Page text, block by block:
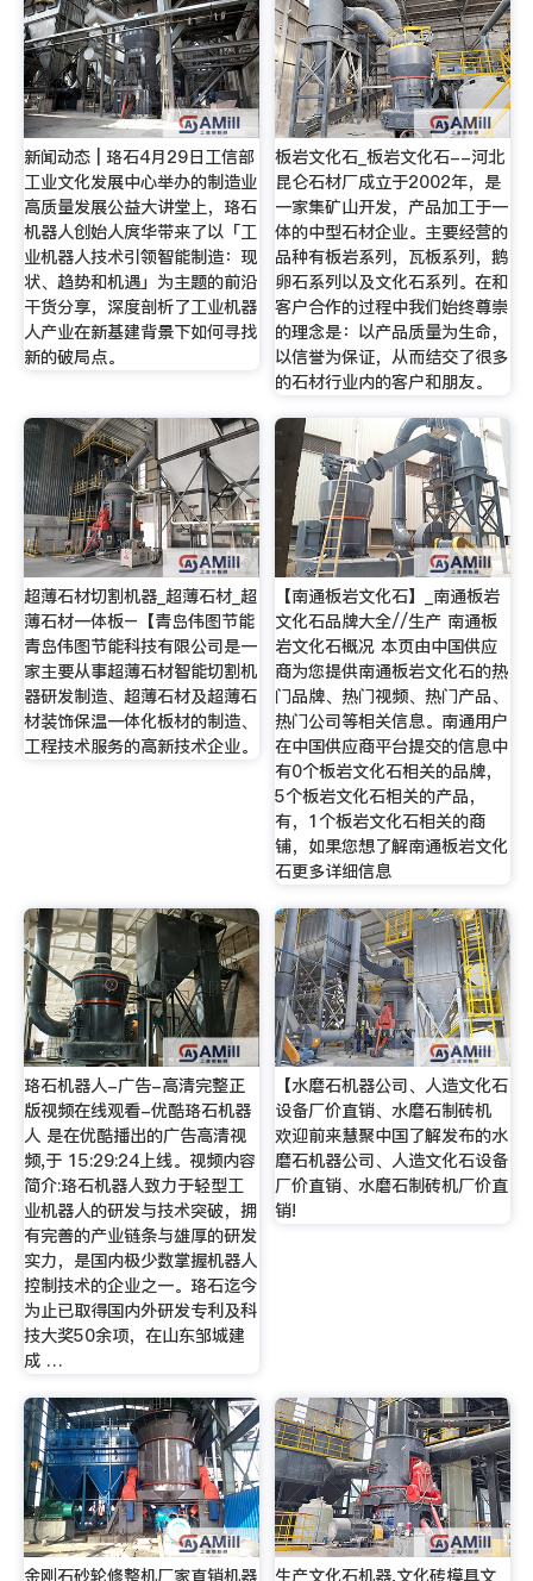
新闻动态 | 珞石4月29日工信部
工业文化发展中心举办的制造业
高质量发展公益大讲堂上，珞石
机器人创始人庹华带来了以「工
业机器人技术引领智能制造：现
状、趋势和机遇」为主题的前沿
干货分享，深度剖析了工业机器
人产业在新基建背景下如何寻找
新的破局点。
板岩文化石_板岩文化石--河北
昆仑石材厂成立于2002年，是
一家集矿山开发，产品加工于一
体的中型石材企业。主要经营的
品种有板岩系列，瓦板系列，鹅
卵石系列以及文化石系列。在和
客户合作的过程中我们始终尊崇
的理念是：以产品质量为生命，
以信誉为保证，从而结交了很多
的石材行业内的客户和朋友。
超薄石材切割机器_超薄石材_超
薄石材一体板–【青岛伟图节能
青岛伟图节能科技有限公司是一
家主要从事超薄石材智能切割机
器研发制造、超薄石材及超薄石
材装饰保温一体化板材的制造、
工程技术服务的高新技术企业。
【南通板岩文化石】_南通板岩
文化石品牌大全//生产 南通板
岩文化石概况 本页由中国供应
商为您提供南通板岩文化石的热
门品牌、热门视频、热门产品、
热门公司等相关信息。南通用户
在中国供应商平台提交的信息中
有0个板岩文化石相关的品牌，
5个板岩文化石相关的产品，
有，1个板岩文化石相关的商
铺，如果您想了解南通板岩文化
石更多详细信息
珞石机器人-广告-高清完整正
版视频在线观看-优酷珞石机器
人 是在优酷播出的广告高清视
频,于 15:29:24上线。视频内容
简介:珞石机器人致力于轻型工
业机器人的研发与技术突破，拥
有完善的产业链条与雄厚的研发
实力，是国内极少数掌握机器人
控制技术的企业之一。珞石迄今
为止已取得国内外研发专利及科
技大奖50余项，在山东邹城建
成 …
【水磨石机器公司、人造文化石
设备厂价直销、水磨石制砖机
欢迎前来慧聚中国了解发布的水
磨石机器公司、人造文化石设备
厂价直销、水磨石制砖机厂价直
销!
金刚石砂轮修整机厂家直销机器
生产文化石机器,文化砖模具文